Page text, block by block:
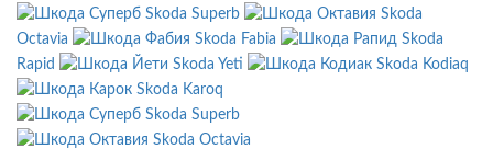
Skoda Superb
Skoda
Octavia
Skoda Fabia
Skoda
Rapid
Skoda Yeti
Skoda Kodiaq
Skoda Karoq
Skoda Superb
Skoda Octavia